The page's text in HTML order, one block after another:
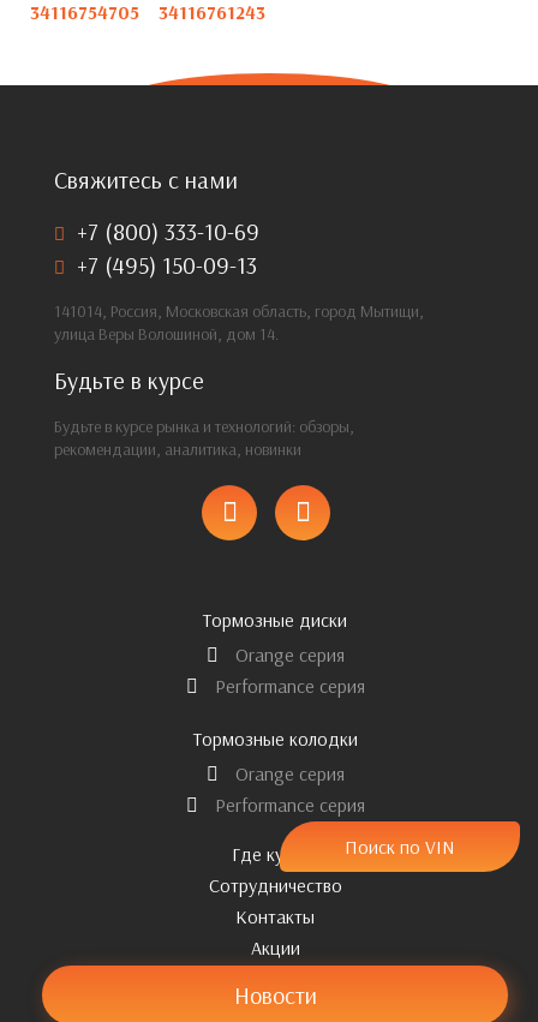
34116754705 34116761243
Свяжитесь с нами
+7 (800) 333-10-69
+7 (495) 150-09-13
141014, Россия, Московская область, город Мытищи,
улица Веры Волошиной, дом 14.
Будьте в курсе
Будьте в курсе рынка и технологий: обзоры,
рекомендации, аналитика, новинки
Тормозные диски
Orange серия
Performance серия
Тормозные колодки
Orange серия
Performance серия
Где купить
Сотрудничество
Контакты
Акции
Новости
Поиск по VIN